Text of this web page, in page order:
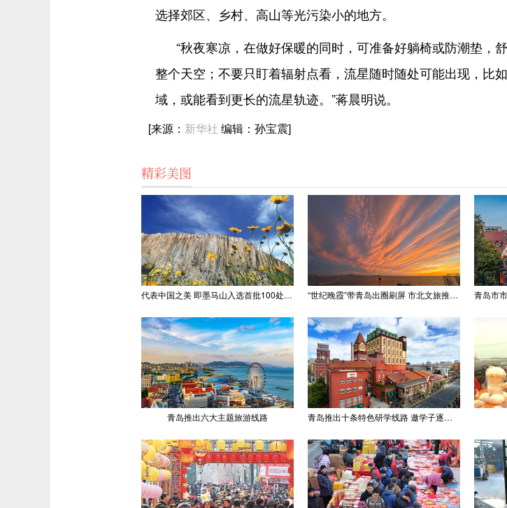
选择郊区、乡村、高山等光污染小的地方。
“秋夜寒凉，在做好保暖的同时，可准备好躺椅或防潮垫，
整个天空；不要只盯着辐射点看，流星随时随处可能出现，比
域，或能看到更长的流星轨迹。”蒋晨明说。
[来源： 新华社 编辑：孙宝震]
精彩美图
代表中国之美 即墨马山入选首批100处“美丽中国打卡点” “世纪晚霞”带青岛出圈刷屏 市北文旅推出精品线路
青岛推出六大主题旅游线路 青岛推出十条特色研学线路 邀学子逐梦深蓝探知山海